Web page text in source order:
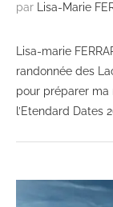
par Lisa-Marie
Lisa-marie
randonnée des
pour préparer
l’Etendard Dates